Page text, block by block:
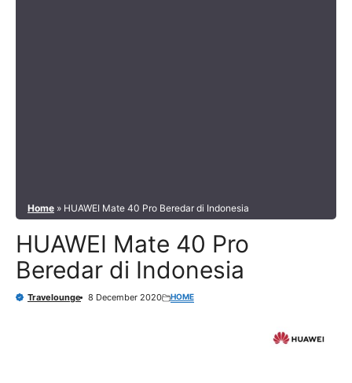
Home » HUAWEI Mate 40 Pro Beredar di Indonesia
HUAWEI Mate 40 Pro
Beredar di Indonesia
Travelounge 8 December 2020 HOME